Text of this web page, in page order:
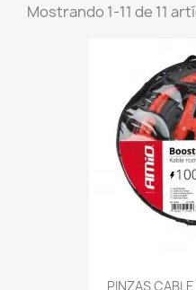
Mostrando 1-11 de 11
PINZAS